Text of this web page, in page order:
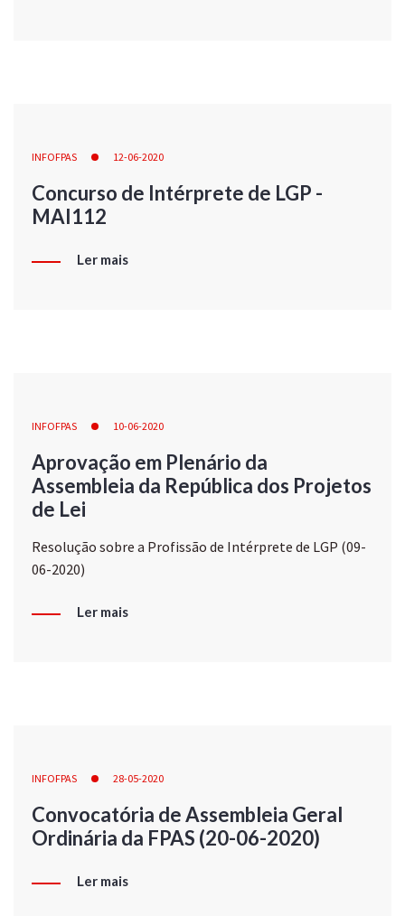
INFOFPAS 12-06-2020
Concurso de Intérprete de LGP -
MAI112
Ler mais
INFOFPAS 10-06-2020
Aprovação em Plenário da
Assembleia da República dos Projetos
de Lei
Resolução sobre a Profissão de Intérprete de LGP (09-
06-2020)
Ler mais
INFOFPAS 28-05-2020
Convocatória de Assembleia Geral
Ordinária da FPAS (20-06-2020)
Ler mais